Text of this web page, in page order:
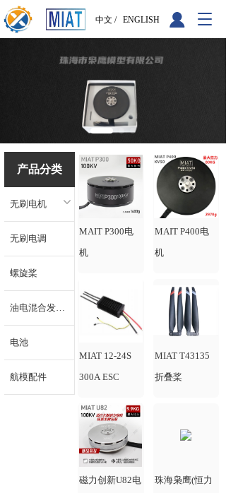
T
i
g
o
n
中文 / ENGLISH
产品分类
无刷电机
无刷电调
螺旋桨
油电混合发电机
电池
航模配件
MAIT P300电
机
MAIT P400电
机
MIAT 12-24S
300A ESC
MIAT T43135
折叠桨
磁力创新U82电
珠海枭鹰(恒力